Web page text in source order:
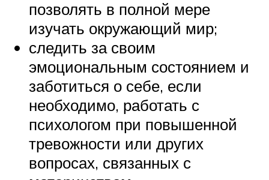
позволять в полной мере
изучать окружающий мир;
следить за своим
эмоциональным состоянием и
заботиться о себе, если
необходимо, работать с
психологом при повышенной
тревожности или других
вопросах, связанных с